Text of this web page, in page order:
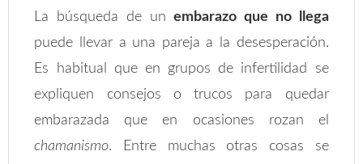
La búsqueda de unembarazo que no llega
puede llevar a una pareja a la desesperación.
Es habitual que en grupos de infertilidad se
expliquen consejos o trucos para quedar
embarazada que en ocasiones rozan el
chamanismo. Entre muchas otras cosas se